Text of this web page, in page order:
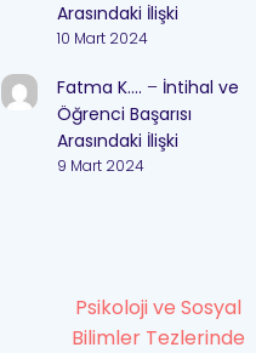
Arasındaki İlişki
10 Mart 2024
Fatma K…. – İntihal ve
Öğrenci Başarısı
Arasındaki İlişki
9 Mart 2024
Psikoloji ve Sosyal
Bilimler Tezlerinde